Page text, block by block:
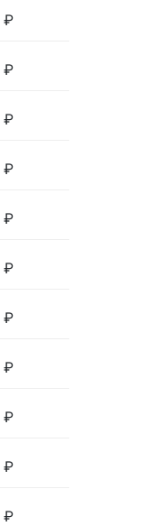
₽
₽
₽
₽
₽
₽
₽
₽
₽
₽
₽